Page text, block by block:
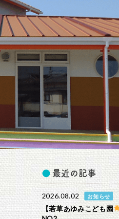
最近の記事
2026.08.02 お知らせ
【若草あゆみこども園